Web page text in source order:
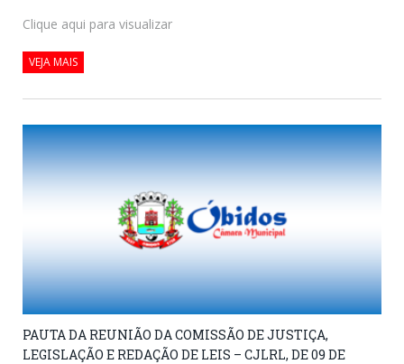
Clique aqui para visualizar
VEJA MAIS
PAUTA DA REUNIÃO DA COMISSÃO DE JUSTIÇA,
LEGISLAÇÃO E REDAÇÃO DE LEIS – CJLRL, DE 09 DE